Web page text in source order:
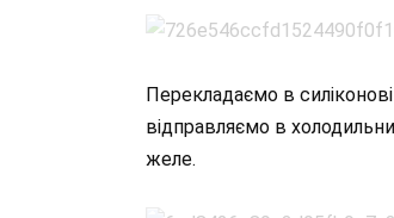
Перекладаємо в
відправляємо в
желе.